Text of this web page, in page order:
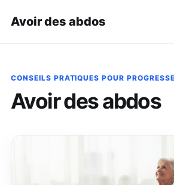
Avoir des abdos
CONSEILS PRATIQUES POUR
Avoir des abdos